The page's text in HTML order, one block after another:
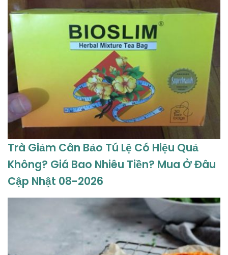
Trà Giảm Cân Bảo Tú Lệ Có Hiệu Quả
Không? Giá Bao Nhiêu Tiền? Mua Ở Đâu
Cập Nhật 08-2026